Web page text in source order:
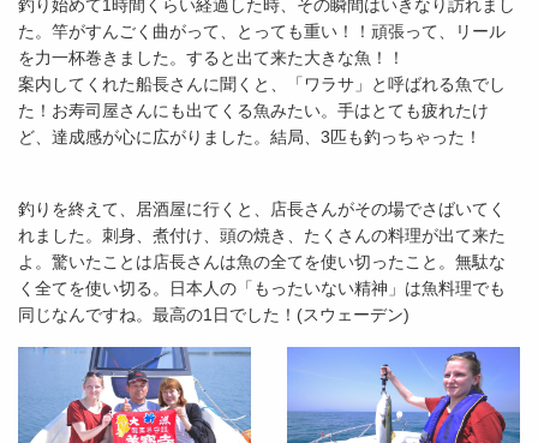
釣り始めて1時間くらい経過した時、その瞬間はいきなり訪れまし
た。竿がすんごく曲がって、とっても重い！！頑張って、リール
を力一杯巻きました。すると出て来た大きな魚！！
案内してくれた船長さんに聞くと、「ワラサ」と呼ばれる魚でし
た！お寿司屋さんにも出てくる魚みたい。手はとても疲れたけ
ど、達成感が心に広がりました。結局、3匹も釣っちゃった！
釣りを終えて、居酒屋に行くと、店長さんがその場でさばいてく
れました。刺身、煮付け、頭の焼き、たくさんの料理が出て来た
よ。驚いたことは店長さんは魚の全てを使い切ったこと。無駄な
く全てを使い切る。日本人の「もったいない精神」は魚料理でも
同じなんですね。最高の1日でした！(スウェーデン)